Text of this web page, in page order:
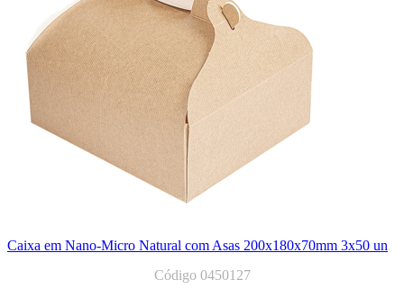
Caixa em Nano-Micro Natural com Asas 200x180x70mm 3x50 un
Código 0450127